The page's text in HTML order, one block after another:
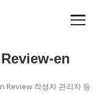
en
Review 작성자 관리자 등